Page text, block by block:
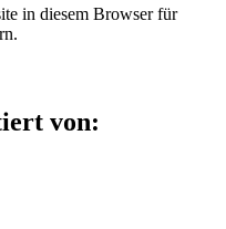
in diesem Browser für
von: